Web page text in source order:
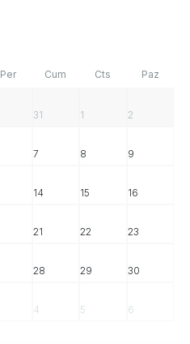
Per Cum Cts Paz
31 1 2
7 8 9
14 15 16
21 22 23
28 29 30
4 5 6